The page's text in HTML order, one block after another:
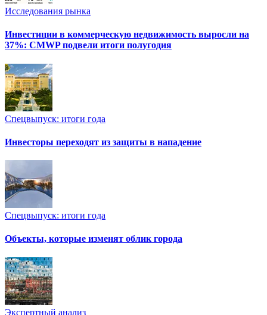
Исследования рынка
Инвестиции в коммерческую недвижимость выросли на
37%: CMWP подвели итоги полугодия
Спецвыпуск: итоги года
Инвесторы переходят из защиты в нападение
Спецвыпуск: итоги года
Объекты, которые изменят облик города
Экспертный анализ